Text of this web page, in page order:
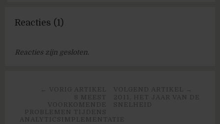
Reacties (1)
Reacties zijn gesloten.
VOLGEND ARTIKEL →
2011, HET JAAR VAN DE
SNELHEID
← VORIG ARTIKEL
8 MEEST
VOORKOMENDE
PROBLEMEN TIJDENS
ANALYTICSIMPLEMENTATIE